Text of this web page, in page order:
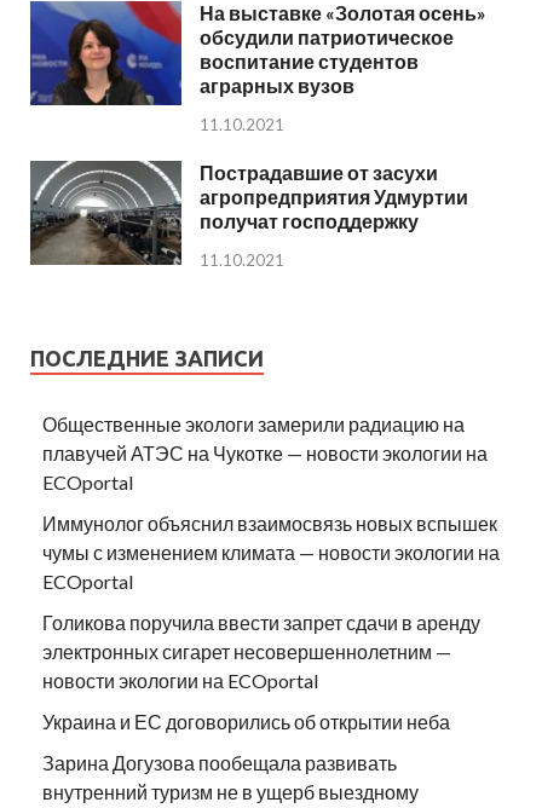
На выставке «Золотая осень»
обсудили патриотическое
воспитание студентов
аграрных вузов
11.10.2021
Пострадавшие от засухи
агропредприятия Удмуртии
получат господдержку
11.10.2021
ПОСЛЕДНИЕ ЗАПИСИ
Общественные экологи замерили радиацию на
плавучей АТЭС на Чукотке — новости экологии на
ECOportal
Иммунолог объяснил взаимосвязь новых вспышек
чумы с изменением климата — новости экологии на
ECOportal
Голикова поручила ввести запрет сдачи в аренду
электронных сигарет несовершеннолетним —
новости экологии на ECOportal
Украина и ЕС договорились об открытии неба
Зарина Догузова пообещала развивать
внутренний туризм не в ущерб выездному